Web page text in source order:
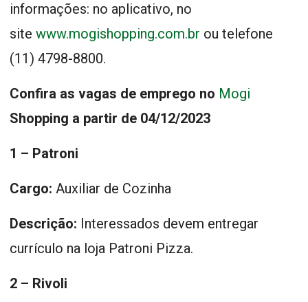
informações: no aplicativo, no
site www.mogishopping.com.br ou telefone
(11) 4798-8800.
Confira as vagas de emprego no Mogi
Shopping a partir de 04/12/2023
1 – Patroni
Cargo: Auxiliar de Cozinha
Descrição: Interessados devem entregar
currículo na loja Patroni Pizza.
2 – Rivoli